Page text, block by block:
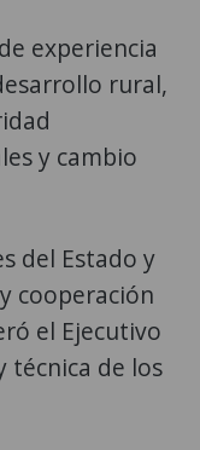
experiencia
rural,
y cambio
del Estado y
cooperación
el Ejecutivo
técnica de los